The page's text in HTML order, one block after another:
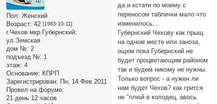
Пол: Женский
Возраст: 42 [1983-10-11]
г.Чехов мкр.Губернский:
ул.Земская
дом №: 2
подъезд №: 1
этаж: 4
Основание: КПРП
Зарегистрирован: Пн, 14 Фев 2011
Провел на форуме:
21 день 12 часов
да и кстати по моему с
переносом таблички мало что
изменилось...
Губернский Чехову как прыщ
на одном месте или заноза,
ощем пока Губернский не
будет процветающим районом
так и будем никому не нужны.
Только вопрос - а нужен ли
нам будет Чехов? как грится
не "плюй в колодец, авось